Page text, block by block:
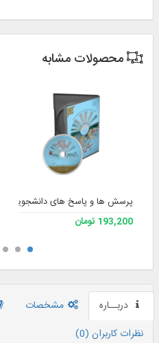
محصولات مشابه
پرسش ها و پاسخ های دانشجویی
193,200 تومان
دربــاره مشخصات
نظرات کاربران (0)